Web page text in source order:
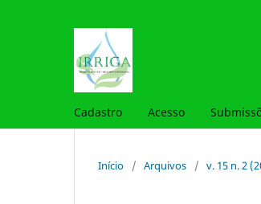
Cadastro Acesso
Início / Arquivos / v. 15 n. 2